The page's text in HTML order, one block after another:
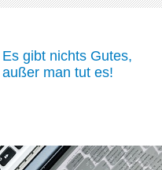
Es gibt nichts Gutes,
außer man tut es!